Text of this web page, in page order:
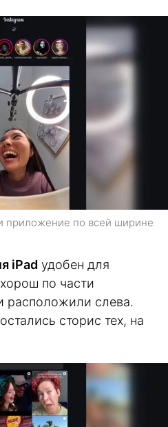
приложение по всей ширине
iPad удобен для
по части
расположили слева.
сторис тех, на